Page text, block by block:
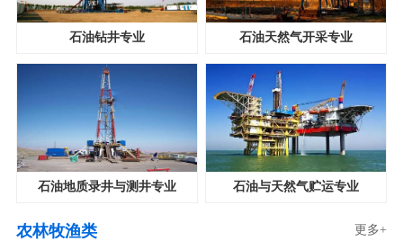
石油钻井专业 石油天然气开采专业
石油地质录井与测井专业 石油与天然气贮运专业
更多+
农林牧渔类